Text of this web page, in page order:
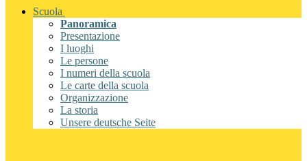
Scuola
Panoramica
Presentazione
I luoghi
Le persone
I numeri della scuola
Le carte della scuola
Organizzazione
La storia
Unsere deutsche Seite